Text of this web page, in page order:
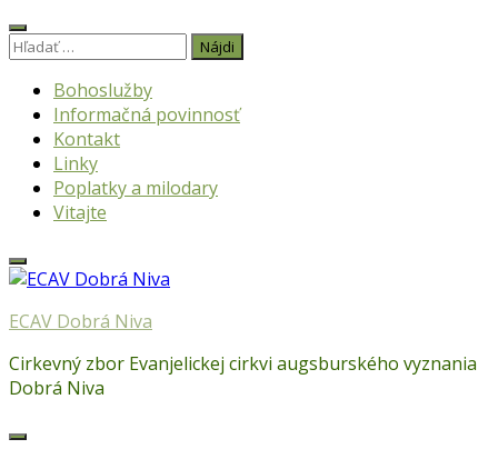
Skip
to
Hľadať:
Bohoslužby
Informačná povinnosť
Kontakt
Linky
Poplatky a milodary
Vitajte
ECAV Dobrá Niva
Cirkevný zbor Evanjelickej cirkvi augsburského vyznania
Dobrá Niva